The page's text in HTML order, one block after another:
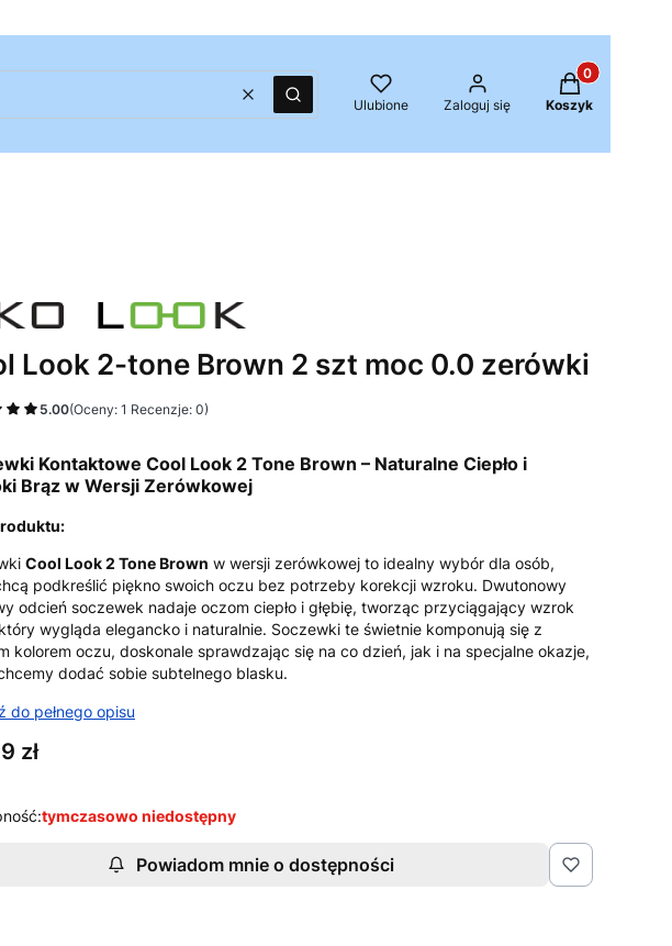
WyczyśćSzukaj Ulubione Zaloguj się
Produkty w
Koszyk
Look 2-tone Brown 2 szt moc 0.0 zerówki
5.00(Oceny: 1 Recenzje: 0)
Kontaktowe Cool Look 2 Tone Brown – Naturalne Ciepło i
Brąz w Wersji Zerówkowej
Cool Look 2 Tone Brown w wersji zerówkowej to idealny wybór dla osób,
podkreślić piękno swoich oczu bez potrzeby korekcji wzroku. Dwutonowy
odcień soczewek nadaje oczom ciepło i głębię, tworząc przyciągający wzrok
wygląda elegancko i naturalnie. Soczewki te świetnie komponują się z
kolorem oczu, doskonale sprawdzając się na co dzień, jak i na specjalne okazje,
dodać sobie subtelnego blasku.
do pełnego opisu
zł
tymczasowo niedostępny
Powiadom mnie o dostępności